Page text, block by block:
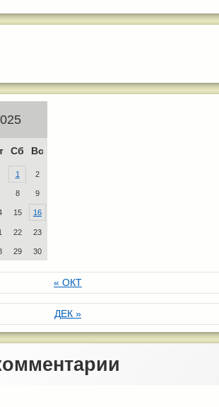
Сб Вс
1 2
8 9
15 16
22 23
29 30
« ОКТ
ДЕК »